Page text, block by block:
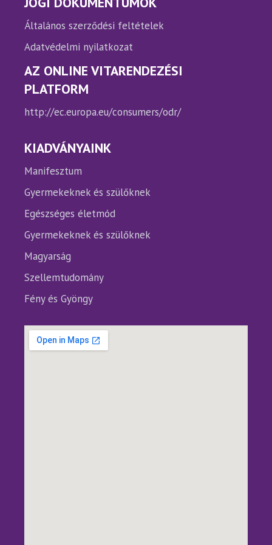
Általános szerződési feltételek
Adatvédelmi nyilatkozat
AZ ONLINE VITARENDEZÉSI
PLATFORM
http://ec.europa.eu/consumers/odr/
KIADVÁNYAINK
Manifesztum
Gyermekeknek és szülőknek
Egészséges életmód
Gyermekeknek és szülőknek
Magyarság
Szellemtudomány
Fény és Gyöngy